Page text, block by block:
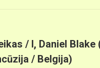
/ I, Daniel Blake
/ Belgija)